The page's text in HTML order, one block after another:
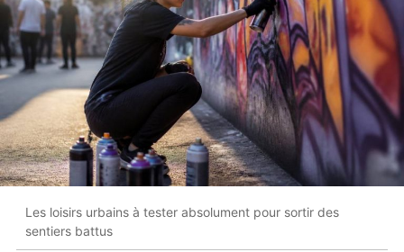
Les loisirs urbains à tester absolument pour sortir des
sentiers battus